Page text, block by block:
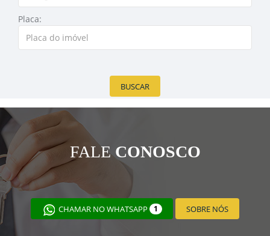
Placa:
BUSCAR
FALECONOSCO
CHAMAR NO WHATSAPP 1 SOBRE NÓS